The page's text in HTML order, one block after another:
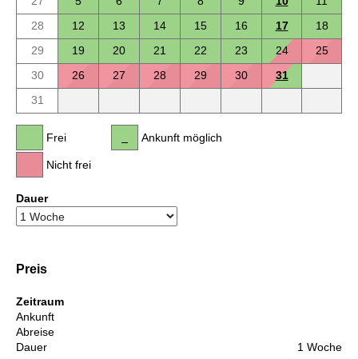
28
12 13 14 15 16 17
18
29
19 20 21 22 23 24
25
30
26 27 28 29 30
31
31
Frei
Nicht frei
Ankunft möglich
Dauer
Preis
Zeitraum
Ankunft
Abreise
Dauer
1 Woche